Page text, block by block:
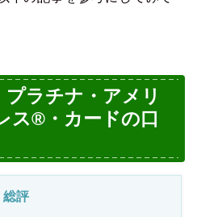
ラチナ・アメリ
ス®・カードの口
総評